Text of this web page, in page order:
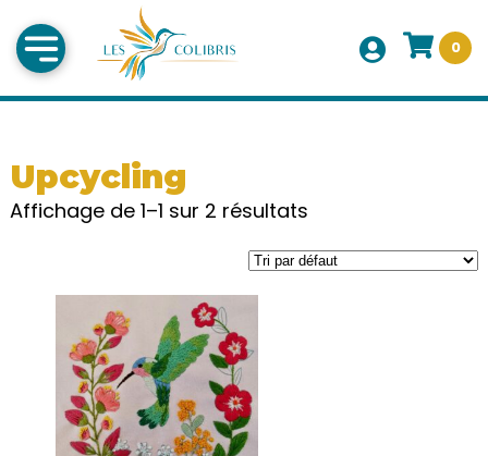
0
Upcycling
Affichage de 1–1 sur 2 résultats